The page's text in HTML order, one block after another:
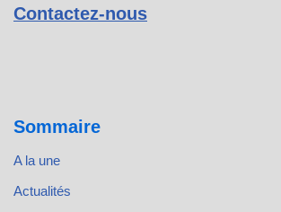
Contactez-nous
Sommaire
A la une
Actualités